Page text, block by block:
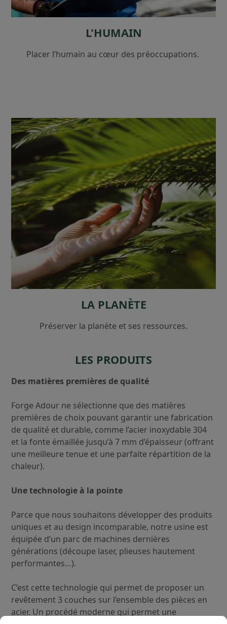
L'HUMAIN
Placer l’humain au cœur des préoccupations.
LA PLANÈTE
Préserver la planète et ses ressources.
LES PRODUITS
Des matières premières de qualité
Forge Adour ne sélectionne que des matières
premières de choix pouvant garantir une fabrication
de qualité et durable, comme l’acier inoxydable 304
et la fonte émaillée jusqu’à 7 mm d’épaisseur (offrant
une meilleure tenue et une parfaite répartition de la
chaleur).
Une technologie à la pointe
Parce que nous souhaitons développer des produits
uniques et au design incomparable, notre usine est
équipée d’un parc de machines dernières
générations (découpe laser, plieuses hautement
performantes…).
C’est cette technologie qui permet de proposer un
revêtement 3 couches sur l’ensemble des pièces en
acier. Un procédé moderne qui permet une